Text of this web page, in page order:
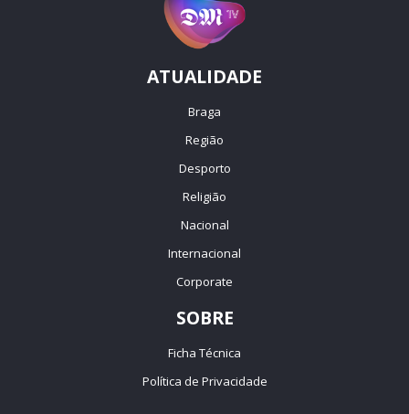
ATUALIDADE
Braga
Região
Desporto
Religião
Nacional
Internacional
Corporate
SOBRE
Ficha Técnica
Política de Privacidade